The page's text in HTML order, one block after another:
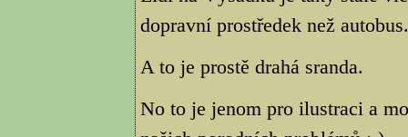
dopravní prostředek než autobus.
A to je prostě drahá sranda.
No to je jenom pro ilustraci a